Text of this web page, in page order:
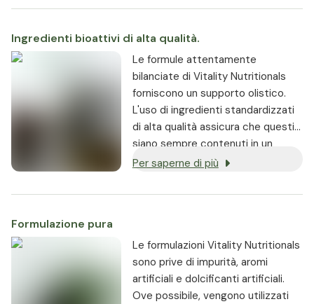
Ingredienti bioattivi di alta qualità.
Le formule attentamente
bilanciate di Vitality Nutritionals
forniscono un supporto olistico.
L'uso di ingredienti standardizzati
di alta qualità assicura che questi
siano sempre contenuti in un
dosaggio costante e altamente
Per saperne di più
Formulazione pura
Le formulazioni Vitality Nutritionals
sono prive di impurità, aromi
artificiali e dolcificanti artificiali.
Ove possibile, vengono utilizzati